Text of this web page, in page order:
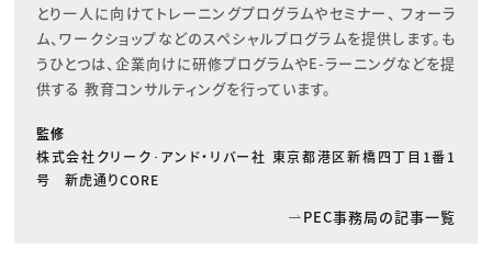
とり一人に向けてトレーニングプログラムやセミナー、 フォーラ
ム、ワークショップなどのスペシャルプログラムを提供します。も
うひとつは、企業向けに研修プログラムやE-ラーニングなどを提
供する 教育コンサルティングを行っています。
監修
株式会社クリーク･アンド・リバー社 東京都港区新橋四丁目1番1
号 新虎通りCORE
PEC事務局の記事一覧